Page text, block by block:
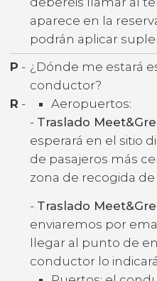
aparece en la
podrán aplicar
P - ¿Dónde me estará
conductor?
R -
Aeropuertos:
- Traslado
esperará en el sitio
de pasajeros más
zona de recogida
- Traslado
enviaremos por
llegar al punto de
conductor lo